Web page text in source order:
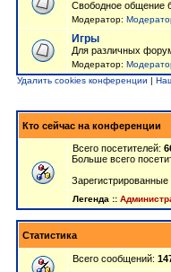
Свободное общение
Модератор:
Игры
Для различных
Модератор:
Удалить cookies конференции |
Кто сейчас на конференции
Всего посетителей:
Больше всего
Зарегистрированные
Легенда ::
Статистика
Всего сообщений: